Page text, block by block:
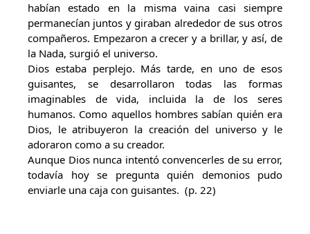
habían estado en la misma vaina casi siempre
permanecían juntos y giraban alrededor de sus otros
compañeros. Empezaron a crecer y a brillar, y así, de
la Nada, surgió el universo.
Dios estaba perplejo. Más tarde, en uno de esos
guisantes, se desarrollaron todas las formas
imaginables de vida, incluida la de los seres
humanos. Como aquellos hombres sabían quién era
Dios, le atribuyeron la creación del universo y le
adoraron como a su creador.
Aunque Dios nunca intentó convencerles de su error,
todavía hoy se pregunta quién demonios pudo
enviarle una caja con guisantes. (p. 22)